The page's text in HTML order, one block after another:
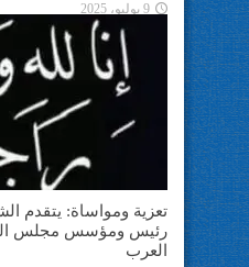
9 يوليو، 2025
تعزية ومواساة: يتقدم
رئيس ومؤسس مجلس
العرب